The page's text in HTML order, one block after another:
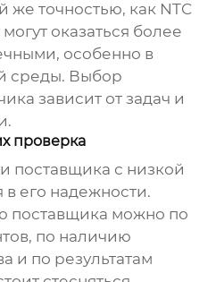
же точностью, как NTC
оказаться более
особенно в
среды. Выбор
зависит от задач и
проверка
поставщика с низкой
в его надежности.
поставщика можно по
по наличию
и по результатам